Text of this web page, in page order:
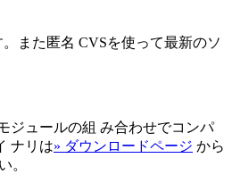
また匿名 CVSを使って最新のソ
ジュールの組 み合わせでコンパ
ナリは» ダウンロードページ から
。